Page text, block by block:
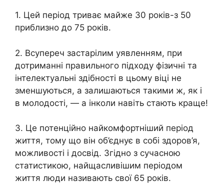
1. Цей період триває майже 30 років-з 50
приблизно до 75 років.
2. Всупереч застарілим уявленням, при
дотриманні правильного підходу фізичні та
інтелектуальні здібності в цьому віці не
зменшуються, а залишаються такими ж, як і
в молодості, — а інколи навіть стають краще!
3. Це потенційно найкомфортніший період
життя, тому що він об’єднує в собі здоров’я,
можливості і досвід. Згідно з сучасною
статистикою, найщасливішим періодом
життя люди називають свої 65 років.